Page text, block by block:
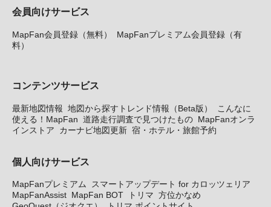
会員向けサービス
MapFan会員登録（無料）
MapFanプレミアム会員登録（有
料）
コンテンツサービス
最新地図情報 地図から探すトレンド情報（Beta版）
こんなに
使える！MapFan 道路走行調査で見つけたもの MapFanオンラ
インストア
カーナビ地図更新 宿・ホテル・旅館予約
個人向けサービス
MapFanプレミアム
スマートアップデート for カロッツェリア
MapFanAssist MapFan BOT トリマ 方位かなめ